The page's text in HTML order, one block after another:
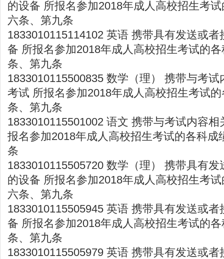
的设备 所报名参加2018年成人高校招生考
六条、第九条
1833010115114102 英语 携带具有发送或
备 所报名参加2018年成人高校招生考试的
条、第九条
1833010115500835 数学（理） 携带与考
考试 所报名参加2018年成人高校招生考试
条、第九条
1833010115501002 语文 携带与考试内容
报名参加2018年成人高校招生考试的各科成
条
1833010115505720 数学（理） 携带具有
的设备 所报名参加2018年成人高校招生考
六条、第九条
1833010115505945 英语 携带具有发送或
备 所报名参加2018年成人高校招生考试的
条、第九条
1833010115505979 英语 携带具有发送或